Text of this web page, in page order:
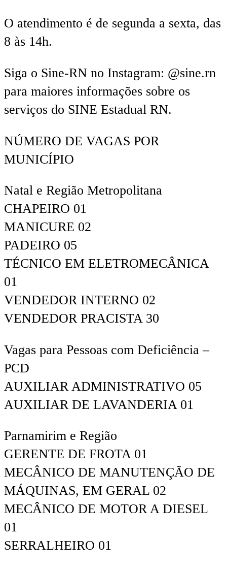
O atendimento é de segunda a sexta, das
8 às 14h.
Siga o Sine-RN no Instagram: @sine.rn
para maiores informações sobre os
serviços do SINE Estadual RN.
NÚMERO DE VAGAS POR
MUNICÍPIO
Natal e Região Metropolitana
CHAPEIRO 01
MANICURE 02
PADEIRO 05
TÉCNICO EM ELETROMECÂNICA
01
VENDEDOR INTERNO 02
VENDEDOR PRACISTA 30
Vagas para Pessoas com Deficiência –
PCD
AUXILIAR ADMINISTRATIVO 05
AUXILIAR DE LAVANDERIA 01
Parnamirim e Região
GERENTE DE FROTA 01
MECÂNICO DE MANUTENÇÃO DE
MÁQUINAS, EM GERAL 02
MECÂNICO DE MOTOR A DIESEL
01
SERRALHEIRO 01